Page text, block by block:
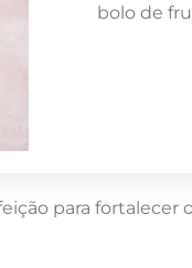
bolo de
para fortalecer